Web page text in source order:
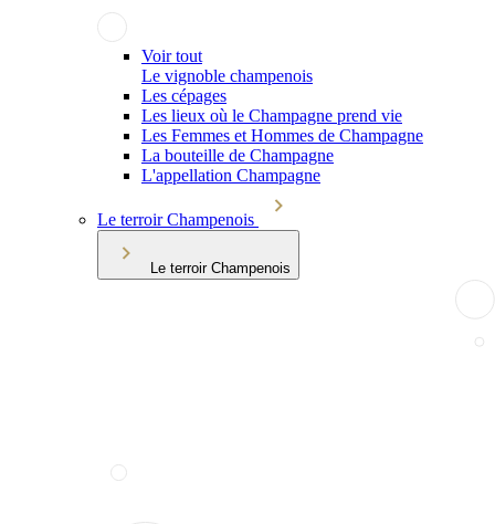
Voir tout
Le vignoble champenois
Les cépages
Les lieux où le Champagne prend vie
Les Femmes et Hommes de Champagne
La bouteille de Champagne
L'appellation Champagne
Le terroir Champenois
Le terroir Champenois